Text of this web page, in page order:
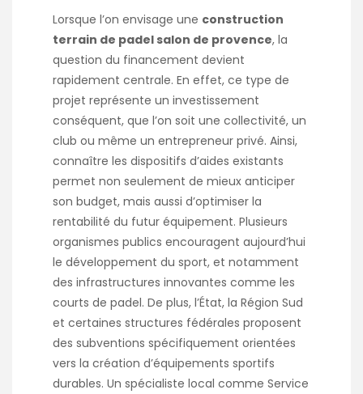
Lorsque l’on envisage une construction
terrain de padel salon de provence, la
question du financement devient
rapidement centrale. En effet, ce type de
projet représente un investissement
conséquent, que l’on soit une collectivité, un
club ou même un entrepreneur privé. Ainsi,
connaître les dispositifs d’aides existants
permet non seulement de mieux anticiper
son budget, mais aussi d’optimiser la
rentabilité du futur équipement. Plusieurs
organismes publics encouragent aujourd’hui
le développement du sport, et notamment
des infrastructures innovantes comme les
courts de padel. De plus, l’État, la Région Sud
et certaines structures fédérales proposent
des subventions spécifiquement orientées
vers la création d’équipements sportifs
durables. Un spécialiste local comme Service